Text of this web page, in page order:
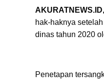
AKURATNEWS.ID,
hak-haknya
dinas tahun 2020
Penetapan